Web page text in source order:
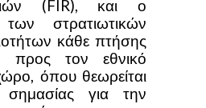
(FIR), και ο
των στρατιωτικών
κάθε πτήσης
προς τον εθνικό
όπου θεωρείται
σημασίας για την